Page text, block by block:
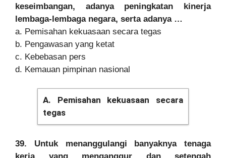
keseimbangan, adanya peningkatan kinerja
lembaga-lembaga negara, serta adanya …
a. Pemisahan kekuasaan secara tegas
b. Pengawasan yang ketat
c. Kebebasan pers
d. Kemauan pimpinan nasional
A. Pemisahan kekuasaan secara
tegas
39. Untuk menanggulangi banyaknya tenaga